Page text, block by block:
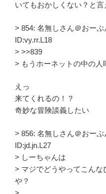
いてもおかしくない？と言
> 854: 名無しさん＠おー
ID:vy.rr.L18
> >>839
> もうホーネットの中の人
えっ
来てくれるの！？
奇妙な冒険談義したい
> 856: 名無しさん＠おー
ID:jd.jn.L27
> しーちゃんは
> マジでどうやってこん
や？